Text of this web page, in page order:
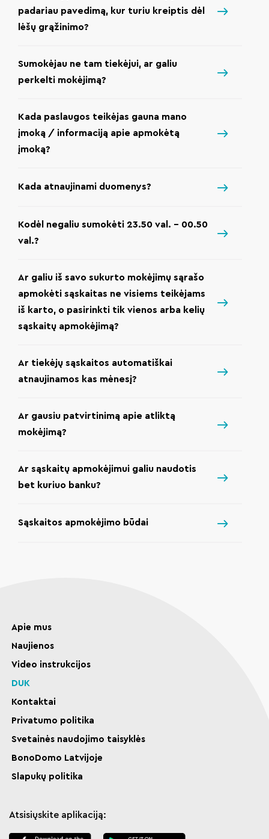
padariau pavedimą, kur turiu kreiptis dėl
lėšų grąžinimo?
Sumokėjau ne tam tiekėjui, ar galiu
perkelti mokėjimą?
Kada paslaugos teikėjas gauna mano
įmoką / informaciją apie apmokėtą
įmoką?
Kada atnaujinami duomenys?
Kodėl negaliu sumokėti 23.50 val. – 00.50
val.?
Ar galiu iš savo sukurto mokėjimų sąrašo
apmokėti sąskaitas ne visiems teikėjams
iš karto, o pasirinkti tik vienos arba kelių
sąskaitų apmokėjimą?
Ar tiekėjų sąskaitos automatiškai
atnaujinamos kas mėnesį?
Ar gausiu patvirtinimą apie atliktą
mokėjimą?
Ar sąskaitų apmokėjimui galiu naudotis
bet kuriuo banku?
Sąskaitos apmokėjimo būdai
Apie mus
Naujienos
Video instrukcijos
DUK
Kontaktai
Privatumo politika
Svetainės naudojimo taisyklės
BonoDomo Latvijoje
Slapukų politika
Atsisiųskite aplikaciją: